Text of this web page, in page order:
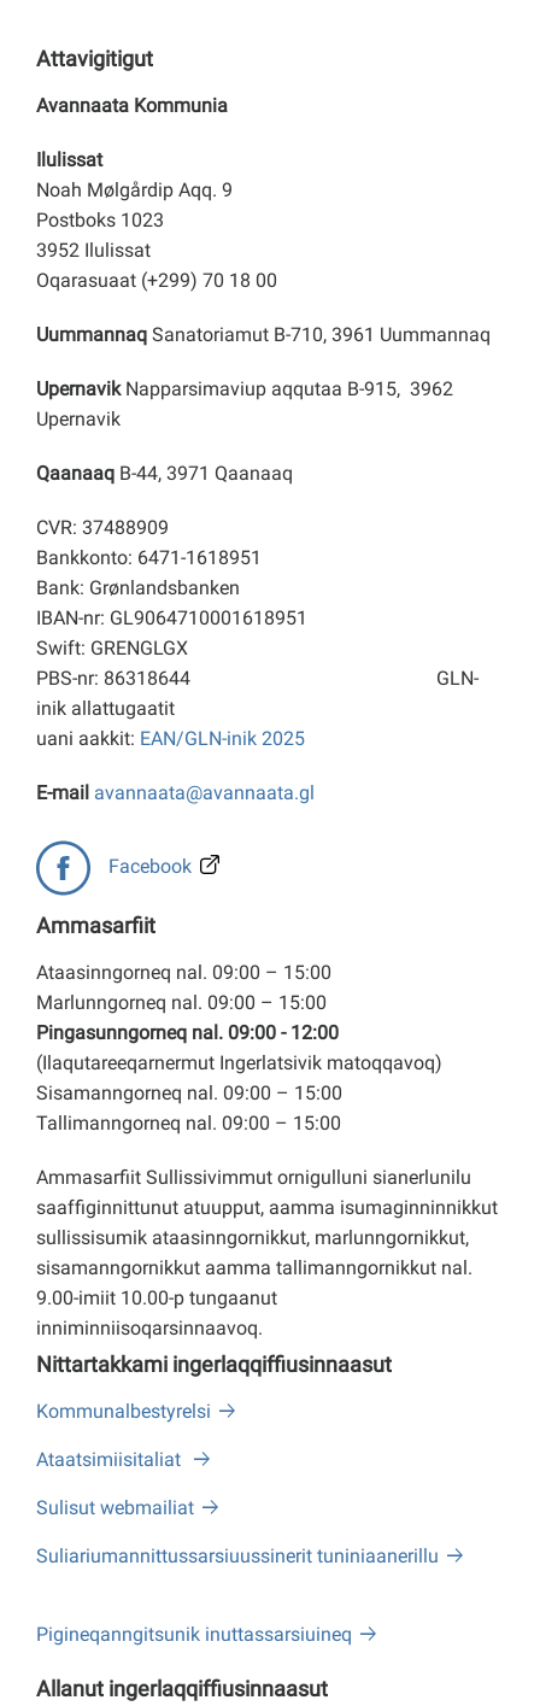
Attavigitigut
Avannaata Kommunia
Ilulissat
Noah Mølgårdip Aqq. 9
Postboks 1023
3952 Ilulissat
Oqarasuaat (+299) 70 18 00
Uummannaq Sanatoriamut B-710, 3961 Uummannaq
Upernavik Napparsimaviup aqqutaa B-915, 3962
Upernavik
Qaanaaq B-44, 3971 Qaanaaq
CVR: 37488909
Bankkonto: 6471-1618951
Bank: Grønlandsbanken
IBAN-nr: GL9064710001618951
Swift: GRENGLGX
PBS-nr: 86318644 GLN-
inik allattugaatit
uani aakkit: EAN/GLN-inik 2025
E-mail avannaata@avannaata.gl
Facebook
Ammasarfiit
Ataasinngorneq nal. 09:00 – 15:00
Marlunngorneq nal. 09:00 – 15:00
Pingasunngorneq nal. 09:00 - 12:00
(Ilaqutareeqarnermut Ingerlatsivik matoqqavoq)
Sisamanngorneq nal. 09:00 – 15:00
Tallimanngorneq nal. 09:00 – 15:00
Ammasarfiit Sullissivimmut ornigulluni sianerlunilu
saaffiginnittunut atuupput, aamma isumaginninnikkut
sullissisumik ataasinngornikkut, marlunngornikkut,
sisamanngornikkut aamma tallimanngornikkut nal.
9.00-imiit 10.00-p tungaanut
inniminniisoqarsinnaavoq.
Nittartakkami ingerlaqqiffiusinnaasut
Kommunalbestyrelsi
Ataatsimiisitaliat
Sulisut webmailiat
Suliariumannittussarsiuussinerit tuniniaanerillu
Pigineqanngitsunik inuttassarsiuineq
Allanut ingerlaqqiffiusinnaasut